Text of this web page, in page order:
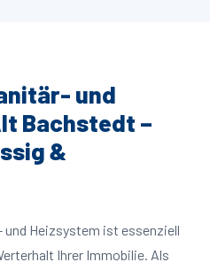
und
Bachstedt –
&
Heizsystem ist essenziell
Ihrer Immobilie. Als